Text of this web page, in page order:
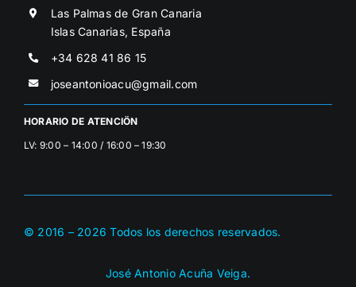
Las Palmas de Gran Canaria
Islas Canarias, España
+34 628 41 86 15
joseantonioacu@gmail.com
HORARIO DE ATENCIÖN
LV: 9:00 – 14:00 / 16:00 – 19:30
© 2016 – 2026Todos los derechos reservados.
José Antonio Acuña Veiga.